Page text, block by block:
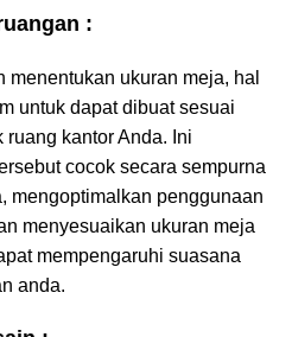
:
ukuran meja, hal
untuk dapat dibuat sesuai
kantor Anda. Ini
cocok secara sempurna
mengoptimalkan penggunaan
menyesuaikan ukuran meja
mempengaruhi suasana
anda.